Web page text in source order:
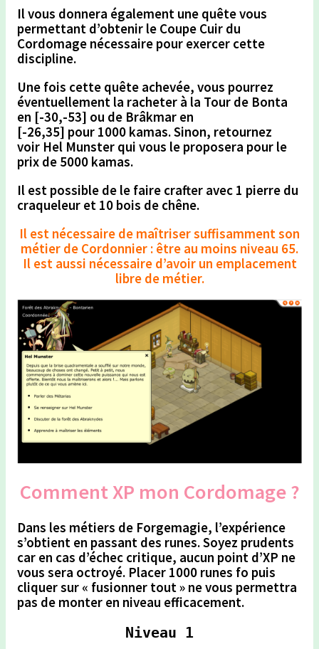
Il vous donnera également une quête vous
permettant d’obtenir le Coupe Cuir du
Cordomage nécessaire pour exercer cette
discipline.
Une fois cette quête achevée, vous pourrez
éventuellement la racheter à la Tour de Bonta
en [-30,-53] ou de Brâkmar en
[-26,35] pour 1000 kamas.Sinon, retournez
voir Hel Munster qui vous le proposera pour le
prix de 5000 kamas.
Il est possible de le faire crafter avec 1 pierre du
craqueleur et 10 bois de chêne.
Il est nécessaire de maîtriser suffisamment son
métier de Cordonnier : être au moins niveau 65.
Il est aussi nécessaire d’avoir un emplacement
libre de métier.
Comment XP mon Cordomage ?
Dans les métiers de Forgemagie, l’expérience
s’obtient en passant des runes. Soyez prudents
car en cas d’échec critique, aucun point d’XP ne
vous sera octroyé. Placer 1000 runes fo puis
cliquer sur « fusionner tout » ne vous permettra
pas de monter en niveau efficacement.
Niveau 1